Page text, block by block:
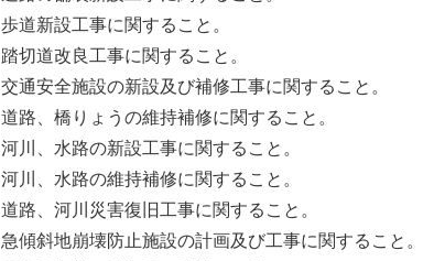
歩道新設工事に関すること。
踏切道改良工事に関すること。
交通安全施設の新設及び補修工事に関すること。
道路、橋りょうの維持補修に関すること。
河川、水路の新設工事に関すること。
河川、水路の維持補修に関すること。
道路、河川災害復旧工事に関すること。
急傾斜地崩壊防止施設の計画及び工事に関すること。